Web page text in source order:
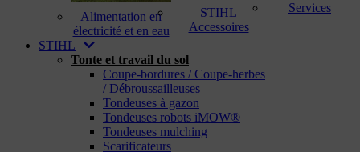
Alimentation en
électricité et en eau
STIHL
Accessoires
Services
STIHL
Tonte et travail du sol
Coupe-bordures / Coupe-herbes
/ Débroussailleuses
Tondeuses à gazon
Tondeuses robots iMOW®
Tondeuses mulching
Scarificateurs